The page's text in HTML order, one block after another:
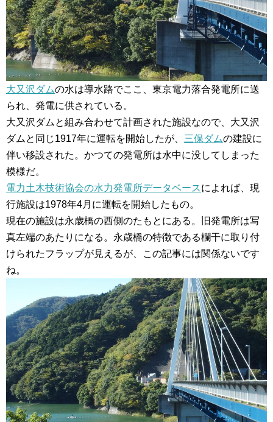
大又沢ダムの水は導水路でここ、東京電力落合発電所に送
られ、発電に供されている。
大又沢ダムと組み合わせて計画された施設なので、大又沢
ダムと同じ1917年に運転を開始したが、 三保ダムの建設に
伴い移設された。かつての発電所は水中に没してしまった
模様だ。
電力土木技術協会の水力発電所データベースによれば、現
行施設は1978年4月に運転を開始したもの。
現在の施設は永歳橋の西側のたもとにある。旧発電所は写
真左端のあたりになる。永歳橋の特徴である欄干に取り付
けられたフラップが見えるが、この記事には関係ないです
ね。